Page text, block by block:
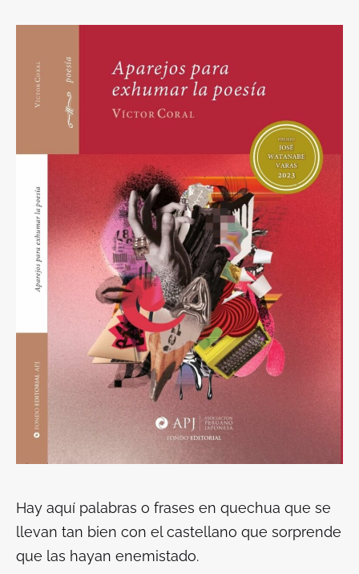
Hay aquí palabras o frases en quechua que se
llevan tan bien con el castellano que sorprende
que las hayan enemistado.